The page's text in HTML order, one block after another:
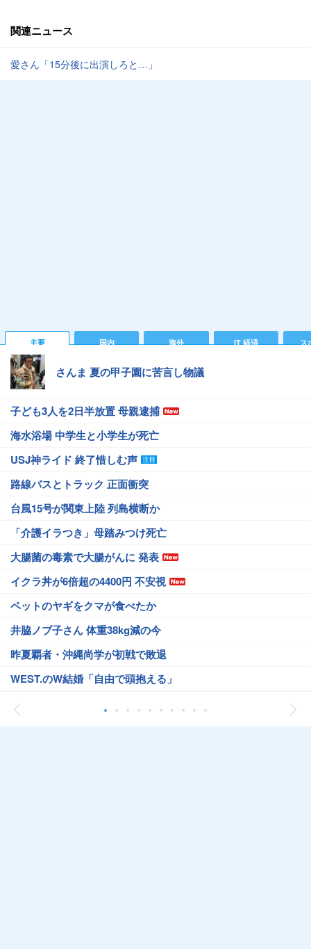
関連ニュース
愛さん「15分後に出演しろと…」
主要 国内 海外 IT 経済 ス
さんま 夏の甲子園に苦言し物議
子ども3人を2日半放置 母親逮捕
海水浴場 中学生と小学生が死亡
USJ神ライド 終了惜しむ声
路線バスとトラック 正面衝突
台風15号が関東上陸 列島横断か
「介護イラつき」母踏みつけ死亡
大腸菌の毒素で大腸がんに 発表
イクラ丼が6倍超の4400円 不安視
ペットのヤギをクマが食べたか
井脇ノブ子さん 体重38kg減の今
昨夏覇者・沖縄尚学が初戦で敗退
WEST.のW結婚「自由で頭抱える」